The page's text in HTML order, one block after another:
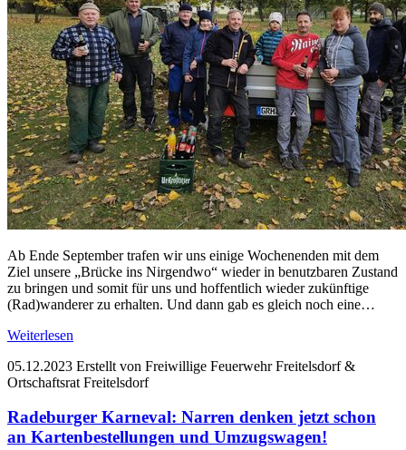
Ab Ende September trafen wir uns einige Wochenenden mit dem
Ziel unsere „Brücke ins Nirgendwo“ wieder in benutzbaren Zustand
zu bringen und somit für uns und hoffentlich wieder zukünftige
(Rad)wanderer zu erhalten. Und dann gab es gleich noch eine…
Weiterlesen
05.12.2023 Erstellt von Freiwillige Feuerwehr Freitelsdorf &
Ortschaftsrat Freitelsdorf
Radeburger Karneval: Narren denken jetzt schon
an Kartenbestellungen und Umzugswagen!